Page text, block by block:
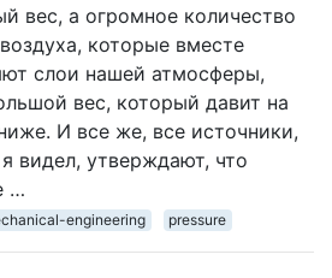
вес, а огромное количество
которые вместе
слои нашей атмосферы,
вес, который давит на
И все же, все источники,
видел, утверждают, что
…
engineering pressure